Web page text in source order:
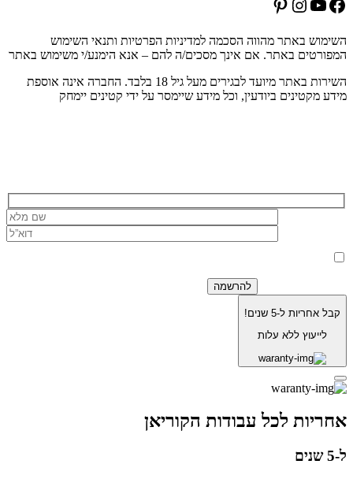
Facebook
YouTube
Instagram
Pinterest
השימוש באתר מהווה הסכמה למדיניות הפרטיות ותנאי השימוש
המפורטים באתר. אם אינך מסכים/ה להם – אנא הימנע/י משימוש באתר
השירות באתר מיועד לבגירים מעל גיל 18 בלבד. החברה אינה אוספת
מידע מקטינים ביודעין, וכל מידע שיימסר על ידי קטינים יימחק
קבל אחריות ל-5 שנים!
לייעוץ ללא עלות
אחריות לכל עבודות הקוריאן
ל-5 שנים